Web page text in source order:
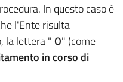
In questo caso è
l'Ente risulta
la lettera "O" (come
in corso di